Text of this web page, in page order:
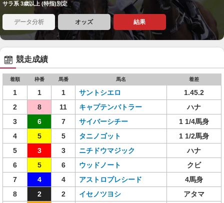
サラ系 3歳以上 (特指)別定
データ分析 オッズ 結果
競走成績
着順 枠番 馬番 馬名 着差
1 1 1 サントシエロ
1.45.2
2
8 11 キャプテンバトラー
ハナ
3
6 7 サイバーシチー
1 1/4馬身
4
5 5 タニノゴット
1 1/2馬身
5
3 3 ニチドウマジック
ハナ
6
5 6 ウッドノート
クビ
7
4 4 アストロプレシード
4馬身
8
2 2 イセノツヨシ
アタマ